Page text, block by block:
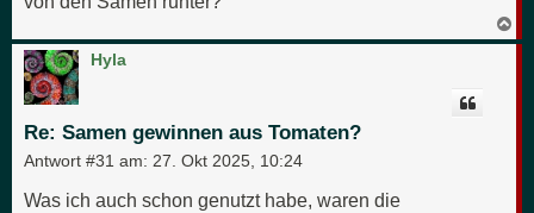
a
Hyla
Re: Samen gewinnen aus Tomaten?
Antwort #31 am: 27. Okt 2025, 10:24
Was ich auch schon genutzt habe, waren die